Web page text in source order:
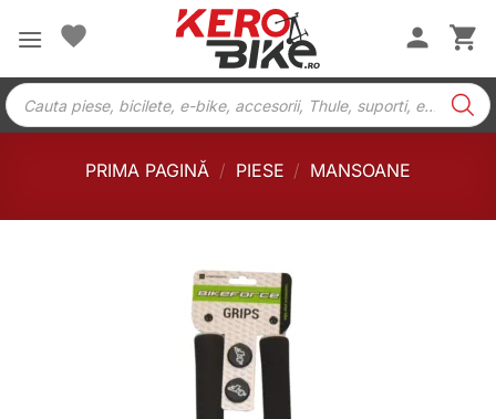
Products
search
PRIMA PAGINĂ / PIESE / MANSOANE